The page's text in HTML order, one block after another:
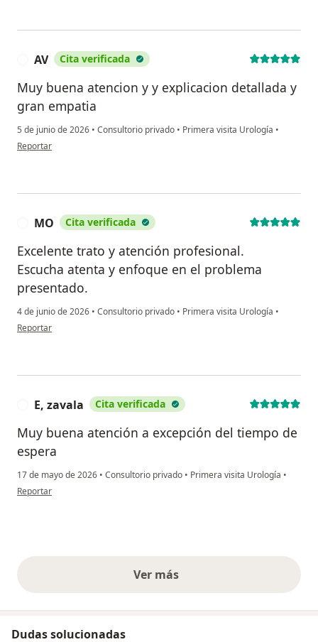
AV Cita verificada
Muy buena atencion y y explicacion detallada y
gran empatia
5 de junio de 2026 • Consultorio privado • Primera visita Urología •
en opinión del usuario AV
Reportar
MO Cita verificada
Excelente trato y atención profesional.
Escucha atenta y enfoque en el problema
presentado.
4 de junio de 2026 • Consultorio privado • Primera visita Urología •
en opinión del usuario MO
Reportar
E, zavala Cita verificada
Muy buena atención a excepción del tiempo de
espera
17 de mayo de 2026 • Consultorio privado • Primera visita Urología •
en opinión del usuario E, zavala
Reportar
Ver másopiniones anteriores
Dudas solucionadas